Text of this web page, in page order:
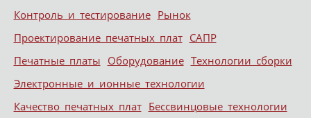
Контроль и тестирование Рынок
Проектирование печатных плат САПР
Печатные платы Оборудование Технологии сборки
Электронные и ионные технологии
Качество печатных плат Бессвинцовые технологии